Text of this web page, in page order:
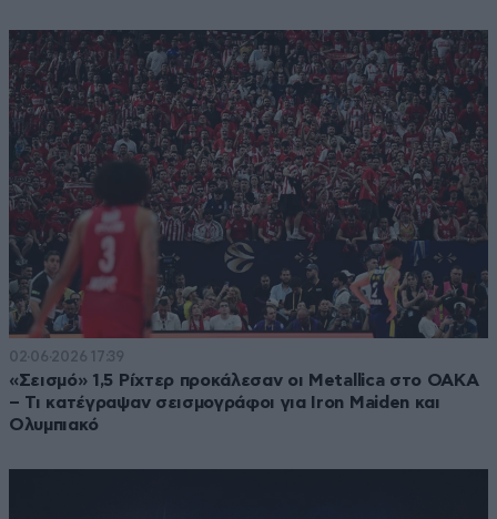
02·06·2026 17:39
«Σεισμό» 1,5 Ρίχτερ προκάλεσαν οι Metallica στο ΟΑΚΑ
– Τι κατέγραψαν σεισμογράφοι για Iron Maiden και
Ολυμπιακό